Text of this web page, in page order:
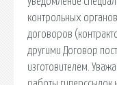
контрольных
договоров
другими Договор
изготовителем.